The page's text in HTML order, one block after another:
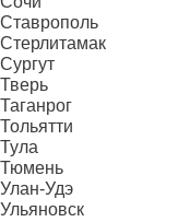
Ставрополь
Стерлитамак
Сургут
Тверь
Таганрог
Тольятти
Тула
Тюмень
Улан-Удэ
Ульяновск